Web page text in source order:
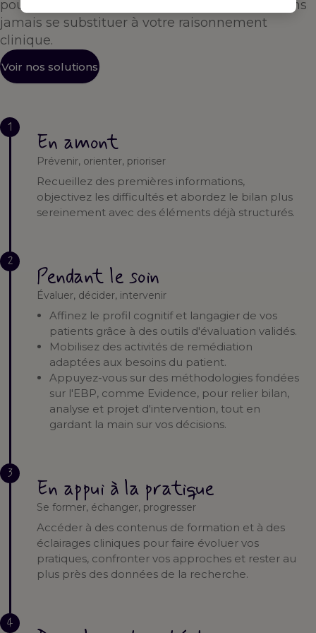
pour vous accompagner à chaque étape — sans
jamais se substituer à votre raisonnement
clinique.
Voir nos solutions
1
En amont
Prévenir, orienter, prioriser
Recueillez des premières informations,
objectivez les difficultés et abordez le bilan plus
sereinement avec des éléments déjà structurés.
2
Pendant le soin
Évaluer, décider, intervenir
Affinez le profil cognitif et langagier de vos
patients grâce à des outils d'évaluation validés.
Mobilisez des activités de remédiation
adaptées aux besoins du patient.
Appuyez-vous sur des méthodologies fondées
sur l'EBP, comme Evidence, pour relier bilan,
analyse et projet d'intervention, tout en
gardant la main sur vos décisions.
3
En appui à la pratique
Se former, échanger, progresser
Accéder à des contenus de formation et à des
éclairages cliniques pour faire évoluer vos
pratiques, confronter vos approches et rester au
plus près des données de la recherche.
4